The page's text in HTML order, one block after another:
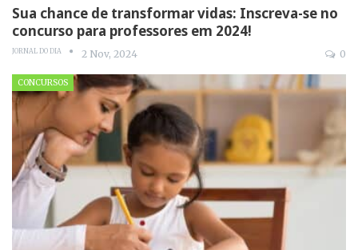
Sua chance de transformar vidas: Inscreva-se no
concurso para professores em 2024!
JORNAL DO DIA 2 Nov, 2024 0
CONCURSOS